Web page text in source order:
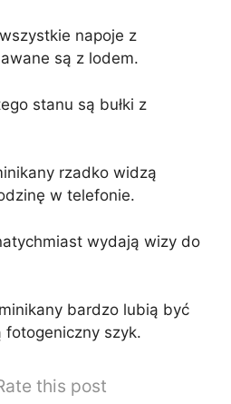
napoje z
są z lodem.
stanu są bułki z
rzadko widzą
w telefonie.
wydają wizy do
bardzo lubią być
szyk.
this post